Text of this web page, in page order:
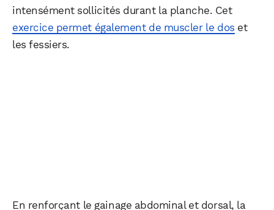
intensément sollicités durant la planche. Cet
exercice permet également de muscler le dos et
les fessiers.
En renforçant le gainage abdominal et dorsal, la